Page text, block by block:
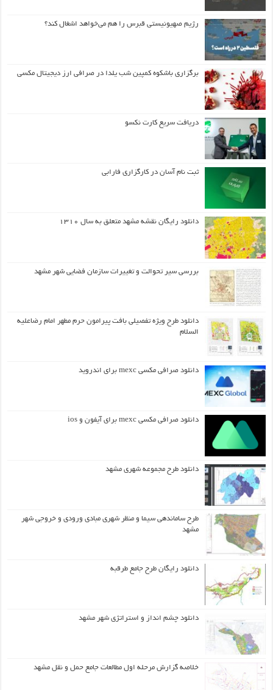
رژیم صهیونیستی قبرس را هم می‌خواهد اشغال کند؟
برگزاری باشکوه کمپین شب یلدا در صرافی ارز دیجیتال مکسی
دریافت سریع کارت نکسو
ثبت نام آسان در کارگزاری فارابی
دانلود رایگان نقشه مشهد متعلق به سال ۱۳۱۰
بررسی سیر تحوالت و تغییرات سازمان فضایی شهر مشهد
دانلود طرح ويژه تفصيلي بافت پيرامون حرم مطهر امام رضاعليه
السلام
دانلود صرافی مکسی mexc برای اندروید
دانلود صرافی مکسی mexc برای آیفون و ios
دانلود طرح مجموعه شهری مشهد
طرح ساماندهی سیما و منظر شهری مبادی ورودی و خروجی شهر
مشهد
دانلود رایگان طرح جامع طرقبه
دانلود چشم انداز و استراتژی شهر مشهد
خلاصه گزارش مرحله اول مطالعات جامع حمل و نقل مشهد